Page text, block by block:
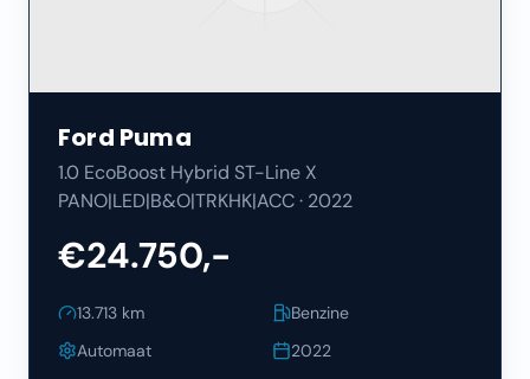
Ford Puma
1.0 EcoBoost Hybrid ST-Line X
PANO|LED|B&O|TRKHK|ACC· 2022
€24.750,-
13.713 km
Benzine
Automaat
2022